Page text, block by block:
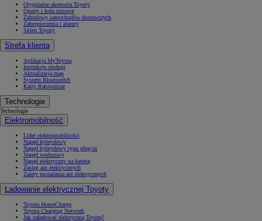
Oryginalne akcesoria Toyoty
Opony i koła zimowe
Zabudowy samochodów dostawczych
Zabezpieczenia i alarmy
Sklep Toyoty
Strefa klienta
Aplikacja MyToyota
Instrukcje obsługi
Aktualizacja map
System Bluetooth®
Karty Ratownicze
Technologie
Technologie
Elektromobilność
Lider elektromobilności
Napęd hybrydowy
Napęd hybrydowy typu plug-in
Napęd wodorowy
Napęd elektryczny na baterię
Zasięg aut elektrycznych
Zalety posiadania aut elektrycznych
Ładowanie elektrycznej Toyoty
Toyota HomeCharge
Toyota Charging Network
Jak naładować elektryczną Toyotę?